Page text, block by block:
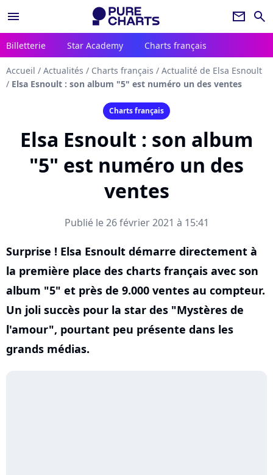
menu newsletter search
Billetterie Star Academy Charts français
Accueil / Actualités / Charts français / Actualité de Elsa Esnoult
/ Elsa Esnoult : son album "5" est numéro un des ventes
Charts français
Elsa Esnoult : son album
"5" est numéro un des
ventes
Publié le 26 février 2021 à 15:41
Surprise ! Elsa Esnoult démarre directement à
la première place des charts français avec son
album "5" et près de 9.000 ventes au compteur.
Un joli succès pour la star des "Mystères de
l'amour", pourtant peu présente dans les
grands médias.